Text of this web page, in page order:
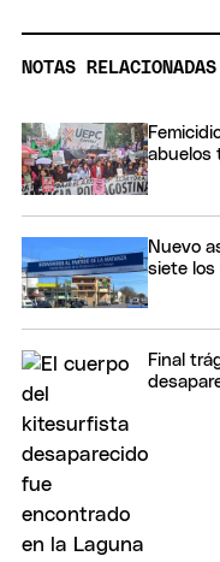
NOTAS RELACIONADAS
abuelos
Nuevo
siete los
Final